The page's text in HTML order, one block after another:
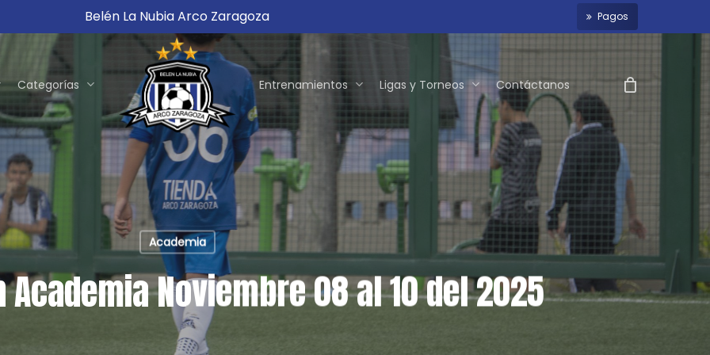
Belén La Nubia Arco Zaragoza Pagos
Categorías Entrenamientos Ligas y Torneos Contáctanos
Academia
Noviembre 08 al 10 del 2025